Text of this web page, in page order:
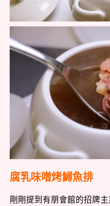
腐乳味噌烤鱘魚排
剛剛提到有朋會館的招牌